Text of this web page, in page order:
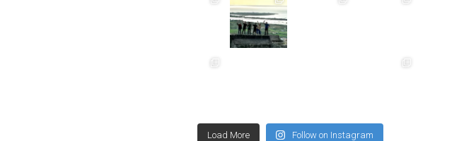
Load More Follow on Instagram